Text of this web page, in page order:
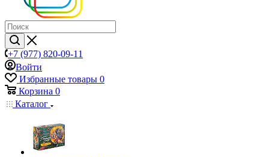
+7 (977) 820-09-11
Войти
Избранные товары 0
Корзина 0
Каталог